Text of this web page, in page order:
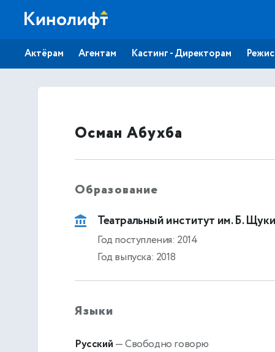
Актёрам Агентам Кастинг - Директорам
Осман Абухба
Образование
Театральный институт им. Б.
Год поступления: 2014
Год выпуска: 2018
Языки
Русский — Свободно говорю